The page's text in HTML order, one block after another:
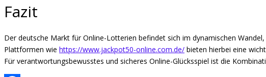
Fazit
Der deutsche Markt für Online-Lotterien befindet sich im dynamischen
Plattformen wie https://www.jackpot50-online.com.de/ bieten hierbei eine
Für verantwortungsbewusstes und sicheres Online-Glücksspiel ist die